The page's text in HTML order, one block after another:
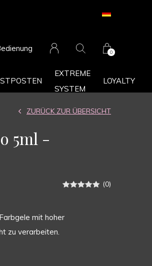
EXTREME
SYSTEM
LOYALTY
0
5ml -
ZURÜCK ZUR ÜBERSICHT
(0)
mit hoher
zu verarbeiten.